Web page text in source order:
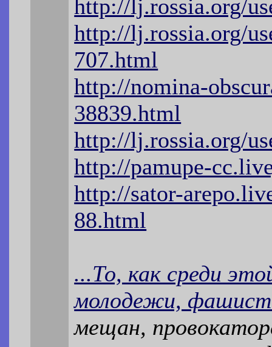
http://lj.rossia.org/
http://lj.rossia.org/
707.html
http://nomina-
38839.html
http://lj.rossia.org/
http://pamupe-
http://sator-
88.html
...То, как среди
молодежи,
мещан,